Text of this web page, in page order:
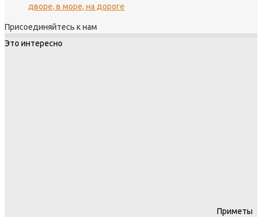
дворе, в море, на дороге
Присоединяйтесь к нам
Это интересно
Приметы